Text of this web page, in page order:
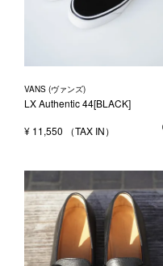
VANS (ヴァンズ)
LX Authentic 44[BLACK]
¥ 11,550